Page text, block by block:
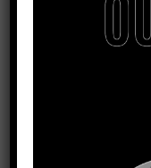
FORMULA 86/89